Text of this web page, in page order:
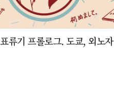
류기 프롤로그. 도쿄, 외노자